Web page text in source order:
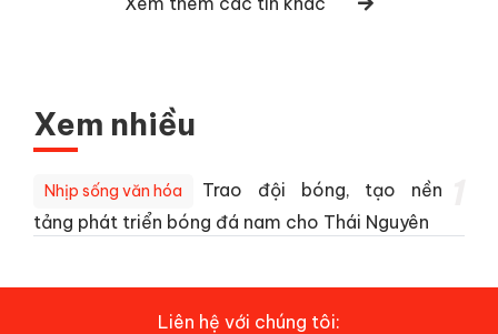
Xem nhiều
Nhịp sống văn hóa
Trao đội bóng, tạo nền
tảng phát triển bóng đá nam cho Thái Nguyên
Liên hệ với chúng tôi: